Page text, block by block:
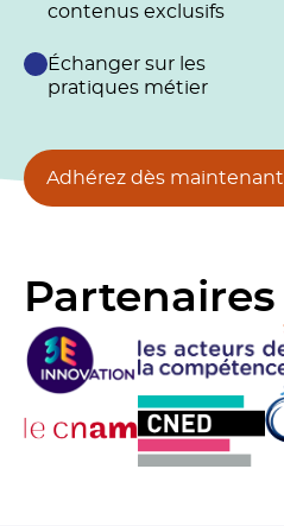
contenus exclusifs
Échanger sur les
pratiques métier
Adhérez dès maintenant
Partenaires